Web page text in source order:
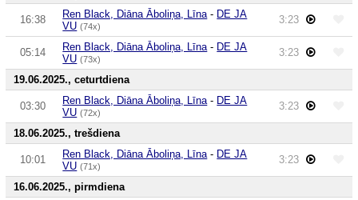
16:38 Ren Black, Diāna Āboliņa, Līna - DE JA
VU (74x)
3:23
05:14 Ren Black, Diāna Āboliņa, Līna - DE JA
VU (73x)
3:23
19.06.2025., ceturtdiena
03:30 Ren Black, Diāna Āboliņa, Līna - DE JA
VU (72x)
3:23
18.06.2025., trešdiena
10:01 Ren Black, Diāna Āboliņa, Līna - DE JA
VU (71x)
3:23
16.06.2025., pirmdiena